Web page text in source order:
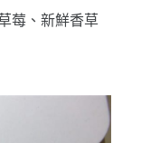
莓、新鮮香草